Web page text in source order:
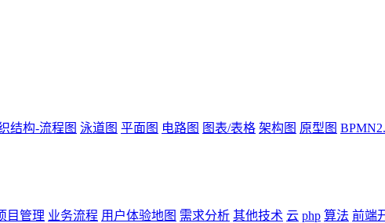
结构-流程图 泳道图 平面图 电路图 图表/表格 架构图 原型图
目管理 业务流程 用户体验地图 需求分析 其他技术 云 php 算法 前端